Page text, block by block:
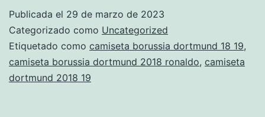
2014
y
Publicada el 29 de marzo de 2023
Categorizado como Uncategorized
Etiquetado como camiseta borussia dortmund 18 19,
camiseta borussia dortmund 2018 ronaldo, camiseta
dortmund 2018 19